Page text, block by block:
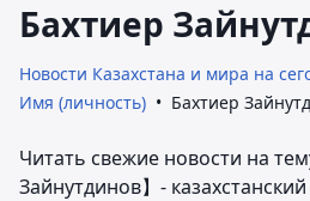
Бахтиер
Новости Казахстана и мира на
Имя (личность)
Бахтиер
Читать свежие новости на
Зайнутдинов】-